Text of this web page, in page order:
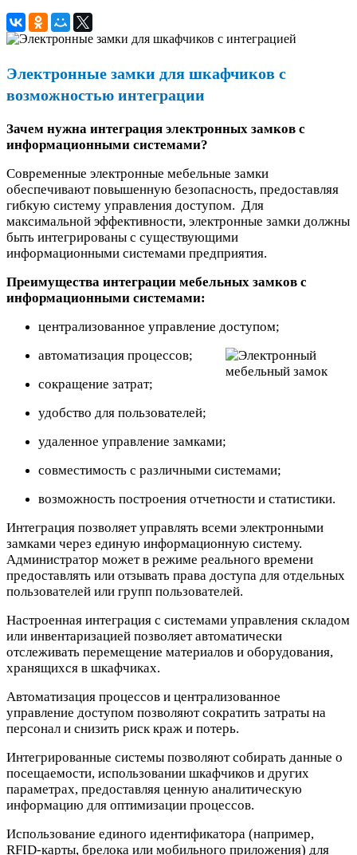
Электронные замки для шкафчиков с
возможностью интеграции
Зачем нужна интеграция электронных замков с
информационными системами?
Современные электронные мебельные замки
обеспечивают повышенную безопасность, предоставляя
гибкую систему управления доступом. Для
максимальной эффективности, электронные замки должны
быть интегрированы с существующими
информационными системами предприятия.
Преимущества интеграции мебельных замков с
информационными системами:
централизованное управление доступом;
автоматизация процессов;
сокращение затрат;
удобство для пользователей;
удаленное управление замками;
совместимость с различными системами;
возможность построения отчетности и статистики.
Интеграция позволяет управлять всеми электронными
замками через единую информационную систему.
Администратор может в режиме реального времени
предоставлять или отзывать права доступа для отдельных
пользователей или групп пользователей.
Настроенная интеграция с системами управления складом
или инвентаризацией позволяет автоматически
отслеживать перемещение материалов и оборудования,
хранящихся в шкафчиках.
Автоматизация процессов и централизованное
управление доступом позволяют сократить затраты на
персонал и снизить риск краж и потерь.
Интегрированные системы позволяют собирать данные о
посещаемости, использовании шкафчиков и других
параметрах, предоставляя ценную аналитическую
информацию для оптимизации процессов.
Использование единого идентификатора (например,
RFID-карты, брелока или мобильного приложения) для